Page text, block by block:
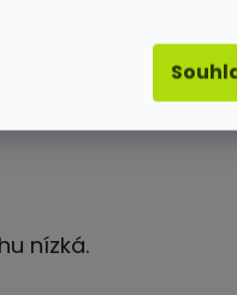
uživatelů:
nízká.